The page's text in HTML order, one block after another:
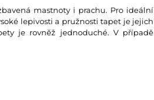
mastnoty i prachu. Pro ideální
lepivosti a pružnosti tapet je jejich
je rovněž jednoduché. V případě